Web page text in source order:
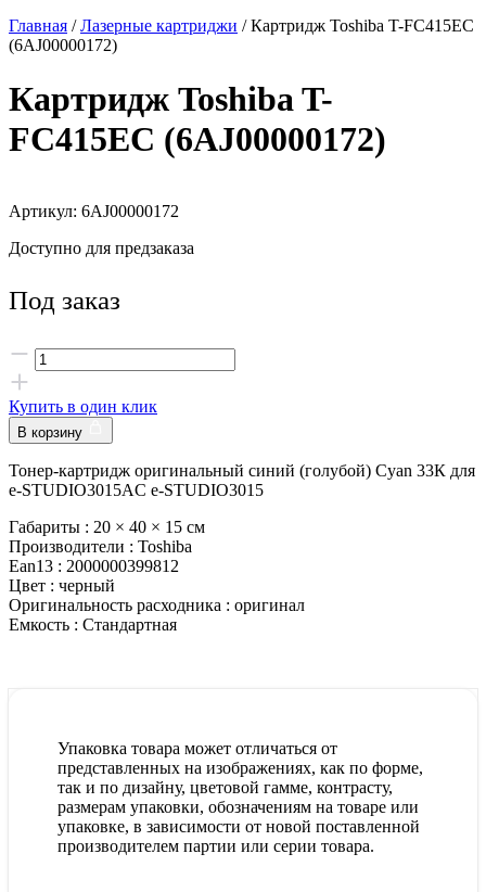
Главная /Лазерные картриджи / Картридж Toshiba T-FC415EC
(6AJ00000172)
Картридж Toshiba T-
FC415EC (6AJ00000172)
Артикул: 6AJ00000172
Доступно для предзаказа
Под заказ
Купить в один клик
В корзину
Тонер-картридж оригинальный синий (голубой) Cyan 33К для
e-STUDIO3015AC e-STUDIO3015
Габариты : 20 × 40 × 15 см
Производители : Toshiba
Ean13 : 2000000399812
Цвет : черный
Оригинальность расходника : оригинал
Емкость : Стандартная
Упаковка товара может отличаться от
представленных на изображениях, как по форме,
так и по дизайну, цветовой гамме, контрасту,
размерам упаковки, обозначениям на товаре или
упаковке, в зависимости от новой поставленной
производителем партии или серии товара.